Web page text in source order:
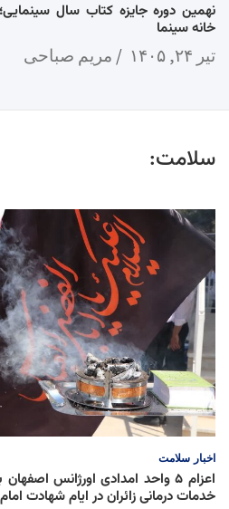
نهمین دوره جایزه کتاب سال
خانه سینما
تیر ۲۴, ۱۴۰۵ مریم صباحی
سلامت:
اخبار سلامت
اعزام ۵ واحد امدادی اورژانس
خدمات درمانی زائران در ایام شهادت